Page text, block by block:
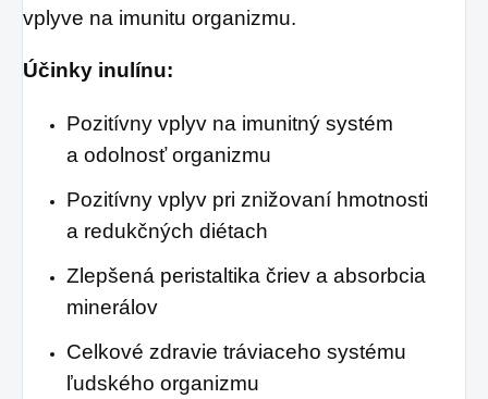
vplyve na imunitu organizmu.
Účinky inulínu:
Pozitívny vplyv na imunitný systém
a odolnosť organizmu
Pozitívny vplyv pri znižovaní hmotnosti
a redukčných diétach
Zlepšená peristaltika čriev a absorbcia
minerálov
Celkové zdravie tráviaceho systému
ľudského organizmu